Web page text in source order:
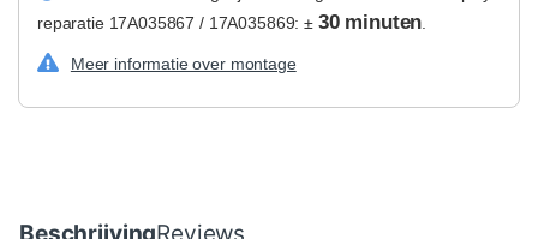
reparatie 17A035867 / 17A035869: ± 30 minuten
Meer informatie over montage
BeschrijvingReviews